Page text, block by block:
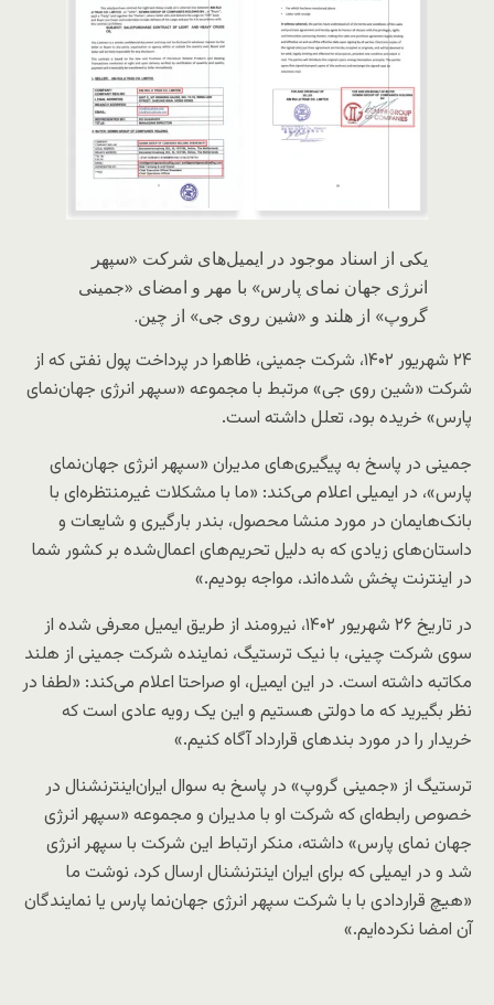
یکی از اسناد موجود در ایمیل‌های شرکت «سپهر
انرژی جهان نمای پارس» با مهر و امضای «جمینی
گروپ» از هلند و «شین روی جی» از چین.
۲۴ شهریور ۱۴۰۲، شرکت جمینی، ظاهرا در پرداخت پول نفتی که از
شرکت «شین روی جی» مرتبط با مجموعه «سپهر انرژی جهان‌نمای
پارس» خریده بود، تعلل داشته است.
جمینی در پاسخ به پیگیری‌های مدیران «سپهر انرژی جهان‌نمای
پارس»، در ایمیلی اعلام می‌کند: «ما با مشکلات غیرمنتظره‌ای با
بانک‌هایمان در مورد منشا محصول، بندر بارگیری و شایعات و
داستان‌های زیادی که به دلیل تحریم‌های اعمال‌شده بر کشور شما
در اینترنت پخش شده‌اند، مواجه بودیم.»
در تاریخ ۲۶ شهریور ۱۴۰۲، نیرومند از طریق ایمیل معرفی شده از
سوی شرکت چینی، با نیک ترستیگ، نماینده شرکت جمینی از هلند
مکاتبه داشته است. در این ایمیل، او صراحتا اعلام می‌کند: «لطفا در
نظر بگیرید که ما دولتی هستیم و این یک رویه عادی است که
خریدار را در مورد بندهای قرارداد آگاه کنیم.»
ترستیگ از «جمینی گروپ» در پاسخ به سوال ایران‌اینترنشنال در
خصوص رابطه‌ای که شرکت او با مدیران و مجموعه «سپهر انرژی
جهان نمای پارس» داشته، منکر ارتباط این شرکت با سپهر انرژی
شد و در ایمیلی که برای ایران اینترنشنال ارسال کرد، نوشت ما
«هیچ قراردادی با با شرکت سپهر انرژی جهان‌نما پارس یا نمایندگان
آن امضا نکرده‌ایم.»